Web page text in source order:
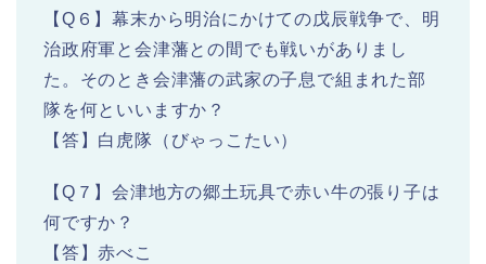
【Q６】幕末から明治にかけての戊辰戦争で、明
治政府軍と会津藩との間でも戦いがありまし
た。そのとき会津藩の武家の子息で組まれた部
隊を何といいますか？
【答】白虎隊（びゃっこたい）
【Q７】会津地方の郷土玩具で赤い牛の張り子は
何ですか？
【答】赤べこ